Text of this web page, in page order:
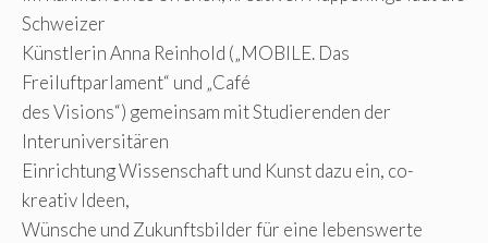
Schweizer
Künstlerin Anna Reinhold („MOBILE. Das
Freiluftparlament“ und „Café
des Visions“) gemeinsam mit Studierenden der
Interuniversitären
Einrichtung Wissenschaft und Kunst dazu ein, co-
kreativ Ideen,
Wünsche und Zukunftsbilder für eine lebenswerte